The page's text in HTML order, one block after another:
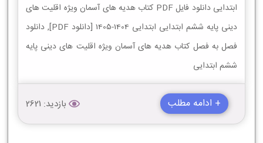
ابتدایی دانلود فایل PDF کتاب هدیه های آسمان ویژه اقلیت های
دینی پایه ششم ابتدایی ابتدایی 1404-1405 [دانلود PDF], دانلود
فصل به فصل کتاب هدیه های آسمان ویژه اقلیت های دینی پایه
ششم ابتدایی
+ ادامه مطلب بازدید: 2621